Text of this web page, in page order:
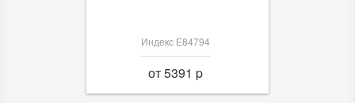
Индекс Е84794
от 5391 p